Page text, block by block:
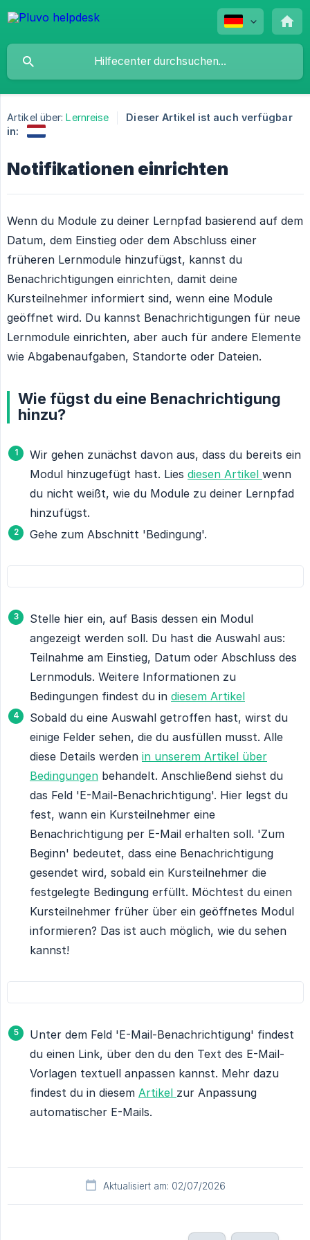
Artikel über: Lernreise
Dieser Artikel ist auch verfügbar
in:
Notifikationen einrichten
Wenn du Module zu deiner Lernpfad basierend auf dem
Datum, dem Einstieg oder dem Abschluss einer
früheren Lernmodule hinzufügst, kannst du
Benachrichtigungen einrichten, damit deine
Kursteilnehmer informiert sind, wenn eine Module
geöffnet wird. Du kannst Benachrichtigungen für neue
Lernmodule einrichten, aber auch für andere Elemente
wie Abgabenaufgaben, Standorte oder Dateien.
Wie fügst du eine Benachrichtigung
hinzu?
Wir gehen zunächst davon aus, dass du bereits ein
Modul hinzugefügt hast. Lies diesen Artikel wenn
du nicht weißt, wie du Module zu deiner Lernpfad
hinzufügst.
Gehe zum Abschnitt 'Bedingung'.
Stelle hier ein, auf Basis dessen ein Modul
angezeigt werden soll. Du hast die Auswahl aus:
Teilnahme am Einstieg, Datum oder Abschluss des
Lernmoduls. Weitere Informationen zu
Bedingungen findest du in diesem Artikel
Sobald du eine Auswahl getroffen hast, wirst du
einige Felder sehen, die du ausfüllen musst. Alle
diese Details werden in unserem Artikel über
Bedingungen behandelt. Anschließend siehst du
das Feld 'E-Mail-Benachrichtigung'. Hier legst du
fest, wann ein Kursteilnehmer eine
Benachrichtigung per E-Mail erhalten soll. 'Zum
Beginn' bedeutet, dass eine Benachrichtigung
gesendet wird, sobald ein Kursteilnehmer die
festgelegte Bedingung erfüllt. Möchtest du einen
Kursteilnehmer früher über ein geöffnetes Modul
informieren? Das ist auch möglich, wie du sehen
kannst!
Unter dem Feld 'E-Mail-Benachrichtigung' findest
du einen Link, über den du den Text des E-Mail-
Vorlagen textuell anpassen kannst. Mehr dazu
findest du in diesem Artikel zur Anpassung
automatischer E-Mails.
Aktualisiert am: 02/07/2026